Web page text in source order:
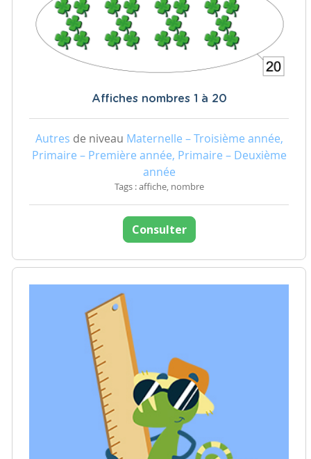
Affiches nombres 1 à 20
Autres de niveau Maternelle – Troisième année,
Primaire – Première année, Primaire – Deuxième
année
Tags : affiche, nombre
Consulter